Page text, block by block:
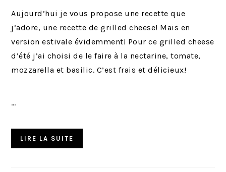
Aujourd’hui je vous propose une recette que
j’adore, une recette de grilled cheese! Mais en
version estivale évidemment! Pour ce grilled cheese
d’été j’ai choisi de le faire à la nectarine, tomate,
mozzarella et basilic. C’est frais et délicieux!
…
LIRE LA SUITE